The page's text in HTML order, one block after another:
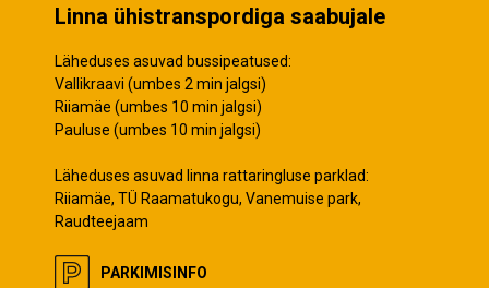
Linna ühistranspordiga saabujale
Läheduses asuvad bussipeatused:
Vallikraavi (umbes 2 min jalgsi)
Riiamäe (umbes 10 min jalgsi)
Pauluse (umbes 10 min jalgsi)
Läheduses asuvad linna rattaringluse parklad:
Riiamäe, TÜ Raamatukogu, Vanemuise park,
Raudteejaam
PARKIMISINFO